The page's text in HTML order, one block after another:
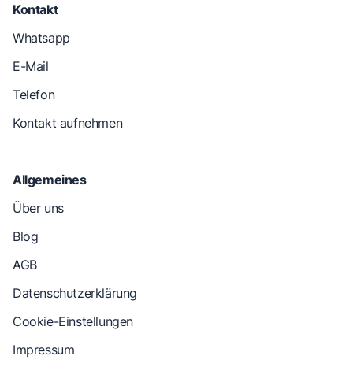
Kontakt
Whatsapp
E-Mail
Telefon
Kontakt aufnehmen
Allgemeines
Über uns
Blog
AGB
Datenschutzerklärung
Cookie-Einstellungen
Impressum